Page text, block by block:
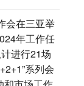
会在三亚举
年工作任
进行21场
系列会